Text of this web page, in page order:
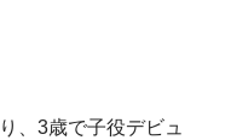
、3歳で子役デビュ